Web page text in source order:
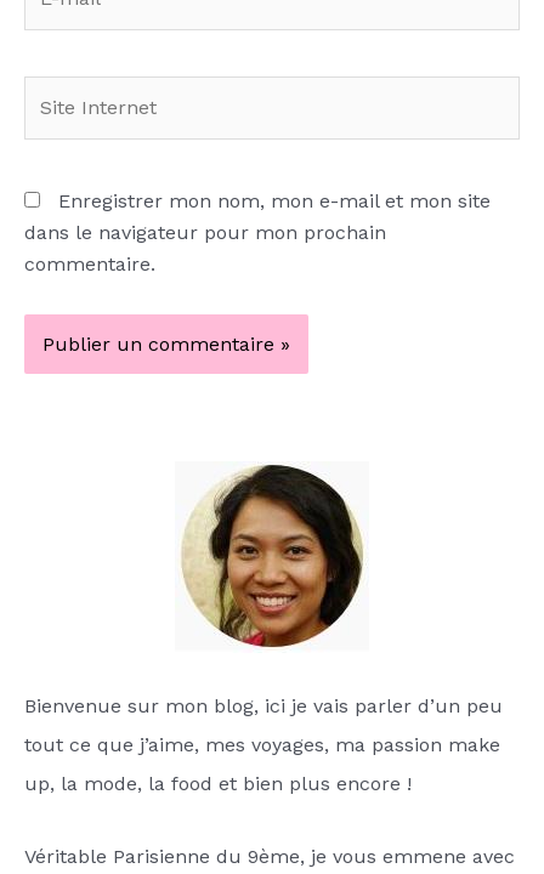
mail*
Internet
Enregistrer mon nom, mon e-mail et mon site
dans le navigateur pour mon prochain
commentaire.
Bienvenue sur mon blog, ici je vais parler d’un peu
tout ce que j’aime, mes voyages, ma passion make
up, la mode, la food et bien plus encore !
Véritable Parisienne du 9ème, je vous emmene avec